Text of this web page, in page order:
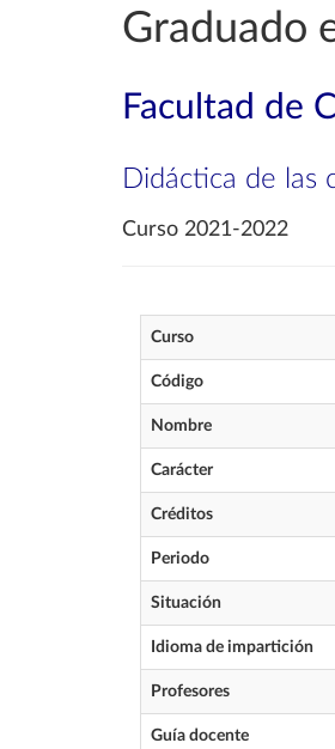
Graduado
Facultad de
Didáctica de las
Curso 2021-2022
Curso
Código
Nombre
Carácter
Créditos
Periodo
Situación
Idioma de impartición
Profesores
Guía docente